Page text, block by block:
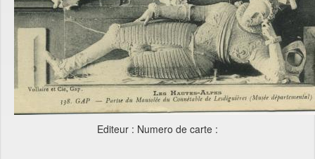
Editeur : Numero de carte :